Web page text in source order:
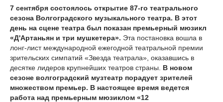
7 сентября состоялось открытие 87-го театрального
сезона Волгоградского музыкального театра. В этот
день на сцене театра был показан премьерный мюзикл
«Д'Артаньян и три мушкетера». Эта постановка вошла в
лонг-лист международной ежегодной театральной премии
зрительских симпатий «Звезда театрала», оказавшись в
десятке лидеров крупнейших театров страны. В новом
сезоне волгоградский музтеатр порадует зрителей
множеством премьер. В настоящее время ведется
работа над премьерным мюзиклом «12